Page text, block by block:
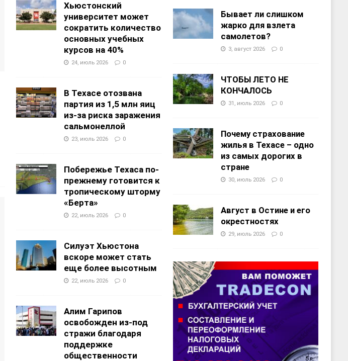
Хьюстонский
университет может
сократить количество
основных учебных
курсов на 40%
24, июль 2026 0
В Техасе отозвана
партия из 1,5 млн яиц
из-за риска заражения
сальмонеллой
23, июль 2026 0
Побережье Техаса по-
прежнему готовится к
тропическому шторму
«Берта»
22, июль 2026 0
Силуэт Хьюстона
вскоре может стать
еще более высотным
22, июль 2026 0
Алим Гарипов
освобожден из-под
стражи благодаря
поддержке
общественности
Бывает ли слишком
жарко для взлета
самолетов?
3, август 2026 0
ЧТОБЫ ЛЕТО НЕ
КОНЧАЛОСЬ
31, июль 2026 0
Почему страхование
жилья в Техасе – одно
из самых дорогих в
стране
30, июль 2026 0
Август в Остине и его
окрестностях
29, июль 2026 0